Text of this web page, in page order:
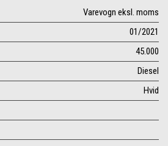
Varevogn eksl. moms
01/2021
45.000
Diesel
Hvid